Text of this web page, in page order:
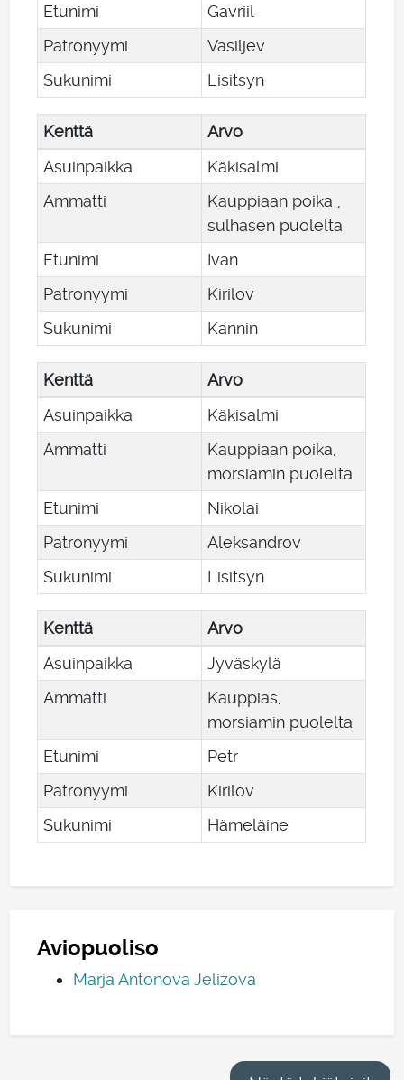
Etunimi
Gavriil
Patronyymi
Vasiljev
Sukunimi
Lisitsyn
Kenttä
Arvo
Asuinpaikka
Käkisalmi
Ammatti
Kauppiaan poika ,
sulhasen puolelta
Etunimi
Ivan
Patronyymi
Kirilov
Sukunimi
Kannin
Kenttä
Arvo
Asuinpaikka
Käkisalmi
Ammatti
Kauppiaan poika,
morsiamin puolelta
Etunimi
Nikolai
Patronyymi
Aleksandrov
Sukunimi
Lisitsyn
Kenttä
Arvo
Asuinpaikka
Jyväskylä
Ammatti
Kauppias,
morsiamin puolelta
Etunimi
Petr
Patronyymi
Kirilov
Sukunimi
Hämeläine
Aviopuoliso
Marja Antonova Jelizova